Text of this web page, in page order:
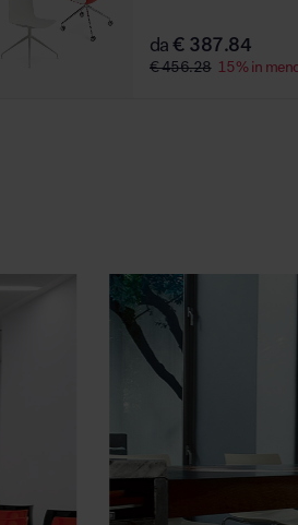
da€ 387.84
€ 456.28 15% in